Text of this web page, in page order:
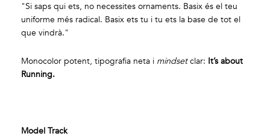
"Si saps qui ets, no necessites ornaments. Basix és el teu
uniforme més radical. Basix ets tu i tu ets la base de tot el
que vindrà."
Monocolor potent, tipografia neta i mindsetclar: It’s about
Running.
Model Track